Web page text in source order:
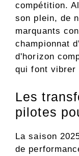
compétition.
son plein, de
marquants
championnat
d'horizon
qui font vibrer
Les
pilotes
La saison
de